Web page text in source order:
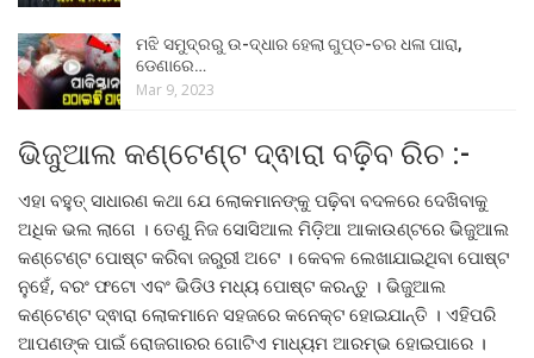
ମଝି ସମୁଦ୍ରରୁ ଉ-ଦ୍ଧାର ହେଲା ଗୁପ୍ତ-ଚର ଧଳା ପାରା,
ଡେଣାରେ…
Mar 9, 2023
ଭିଜୁଆଲ କଣ୍ଟେଣ୍ଟ ଦ୍ଵାରା ବଢ଼ିବ ରିଚ :-
ଏହା ବହୁତ୍ ସାଧାରଣ କଥା ଯେ ଲୋକମାନଙ୍କୁ ପଢ଼ିବା ବଦଳରେ ଦେଖିବାକୁ
ଅଧିକ ଭଲ ଲାଗେ । ତେଣୁ ନିଜ ସୋସିଆଲ ମିଡ଼ିଆ ଆକାଉଣ୍ଟରେ ଭିଜୁଆଲ
କଣ୍ଟେଣ୍ଟ ପୋଷ୍ଟ କରିବା ଜରୁରୀ ଅଟେ । କେବଳ ଲେଖାଯାଇଥିବା ପୋଷ୍ଟ
ନୁହେଁ, ବରଂ ଫଟୋ ଏବଂ ଭିଡିଓ ମଧ୍ୟ ପୋଷ୍ଟ କରନ୍ତୁ । ଭିଜୁଆଲ
କଣ୍ଟେଣ୍ଟ ଦ୍ଵାରା ଲୋକମାନେ ସହଜରେ କନେକ୍ଟ ହୋଇଯାନ୍ତି । ଏହିପରି
ଆପଣଙ୍କ ପାଇଁ ରୋଜଗାରର ଗୋଟିଏ ମାଧ୍ୟମ ଆରମ୍ଭ ହୋଇପାରେ ।